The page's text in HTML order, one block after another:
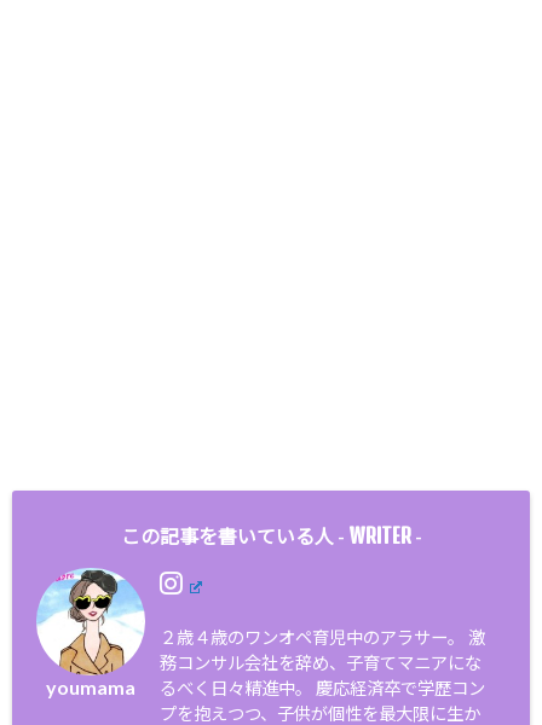
この記事を書いている人 - WRITER-
youmama
２歳４歳のワンオペ育児中のアラサー。 激
務コンサル会社を辞め、子育てマニアにな
るべく日々精進中。 慶応経済卒で学歴コン
プを抱えつつ、子供が個性を最大限に生か